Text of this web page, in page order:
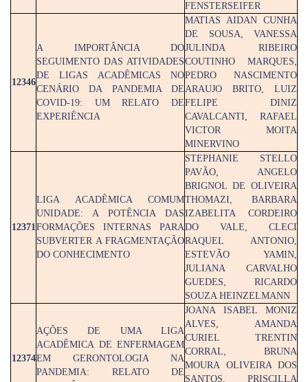
FENSTERSEIFER
12346
A IMPORTÂNCIA DO
SEGUIMENTO DAS ATIVIDADES
DE LIGAS ACADÊMICAS NO
CENÁRIO DA PANDEMIA DE
COVID-19: UM RELATO DE
EXPERIÊNCIA
MATIAS AIDAN CUNHA
DE SOUSA, VANESSA
JULINDA RIBEIRO
COUTINHO MARQUES,
PEDRO NASCIMENTO
ARAUJO BRITO, LUIZ
FELIPE DINIZ
CAVALCANTI, RAFAEL
VICTOR MOITA
MINERVINO
12371
LIGA ACADÊMICA COMUM
UNIDADE: A POTÊNCIA DAS
FORMAÇÕES INTERNAS PARA
SUBVERTER A FRAGMENTAÇÃO
DO CONHECIMENTO
STEPHANIE STELLO
PAVÃO, ANGELO
BRIGNOL DE OLIVEIRA
THOMAZI, BARBARA
IZABELITA CORDEIRO
DO VALE, CLECI
RAQUEL ANTONIO,
ESTEVÃO YAMIN,
JULIANA CARVALHO
GUEDES, RICARDO
SOUZA HEINZELMANN
12374
AÇÕES DE UMA LIGA
ACADÊMICA DE ENFERMAGEM
EM GERONTOLOGIA NA
PANDEMIA: RELATO DE
JOANA ISABEL MONIZ
ALVES, AMANDA
CURIEL TRENTIN
CORRAL, BRUNA
MOURA OLIVEIRA DOS
SANTOS, PRISCILLA